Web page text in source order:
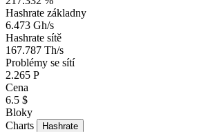
Hashrate základny
6.473 Gh/s
Hashrate sítě
167.787 Th/s
Problémy se sítí
2.265 P
Cena
6.5 $
Bloky
Charts
Hashrate